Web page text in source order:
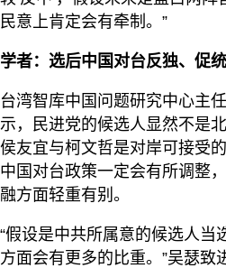
民意上肯定会有牵制。”
学者：选后中国对台反独、促
台湾智库中国问题研究中心主
示，民进党的候选人显然不是
侯友宜与柯文哲是对岸可接受
中国对台政策一定会有所调整
融方面轻重有别。
“假设是中共所属意的候选人当
方面会有更多的比重。”吴瑟致